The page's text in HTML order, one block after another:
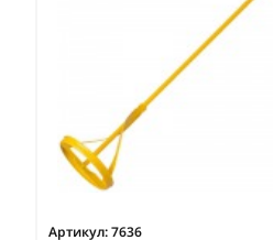
Артикул:7636